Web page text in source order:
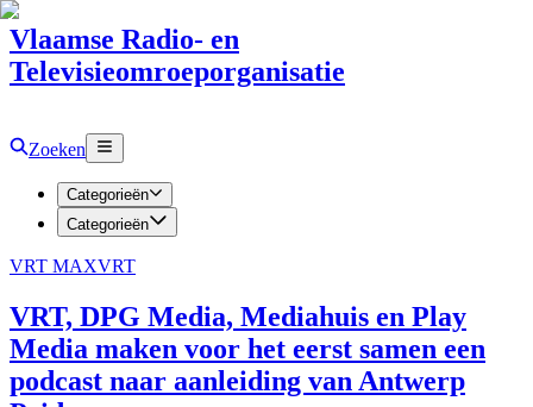
Vlaamse Radio- en
Televisieomroeporganisatie
Zoeken
Categorieën
Categorieën
VRT MAXVRT
VRT, DPG Media, Mediahuis en Play
Media maken voor het eerst samen een
podcast naar aanleiding van Antwerp